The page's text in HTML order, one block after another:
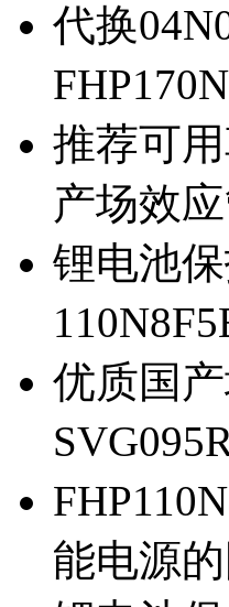
代换
推荐可
产场效应
锂电池
优质国
能电源的